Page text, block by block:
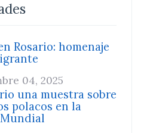
Rosario: homenaje
04, 2025
una muestra sobre
polacos en la